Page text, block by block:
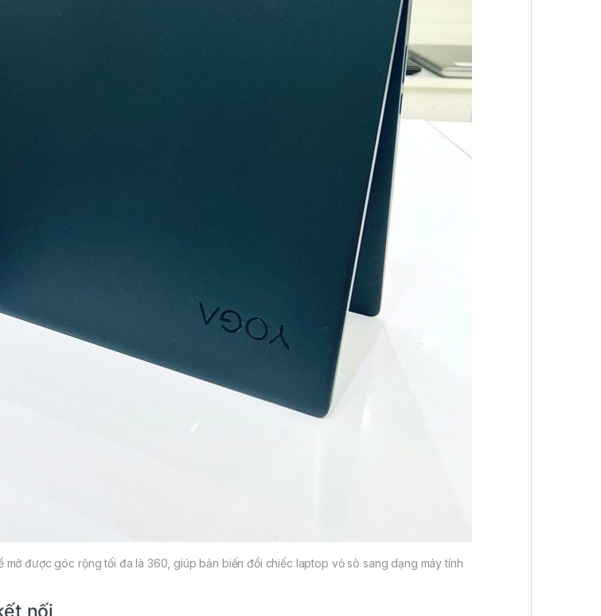
được góc rộng tối đa là 360, giúp bản biến đổi chiếc laptop vỏ sò sang dạng máy tính
nối